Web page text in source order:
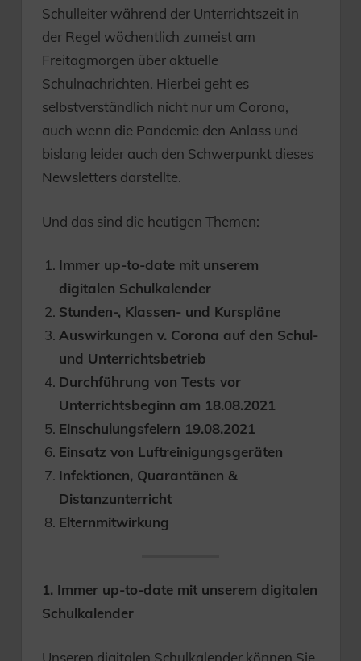
Schulleiter während der Unterrichtszeit in
der Regel wöchentlich zumeist am
Freitagmorgen über aktuelle
Schulnachrichten. Hierbei geht es
selbstverständlich nicht nur um Corona,
auch wenn die Pandemie den Anlass und
bislang leider auch den Schwerpunkt dieses
Newsletters darstellte.
Und das sind die heutigen Themen:
Immer up-to-date mit unserem
digitalen Schulkalender
Stunden-, Klassen- und Kurspläne
Auswirkungen v. Corona auf den Schul-
und Unterrichtsbetrieb
Durchführung von Tests vor
Unterrichtsbeginn am 18.08.2021
Einschulungsfeiern 19.08.2021
Einsatz von Luftreinigungsgeräten
Infektionen, Quarantänen &
Distanzunterricht
Elternmitwirkung
1. Immer up-to-date mit unserem digitalen
Schulkalender
Unseren digitalen Schulkalender können Sie